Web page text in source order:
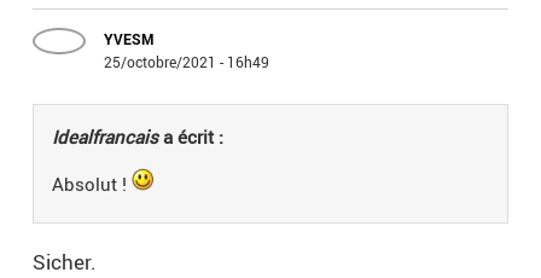
YVESM
25/octobre/2021 - 16h49
Idealfrancaisa écrit :
Absolut !
Sicher.